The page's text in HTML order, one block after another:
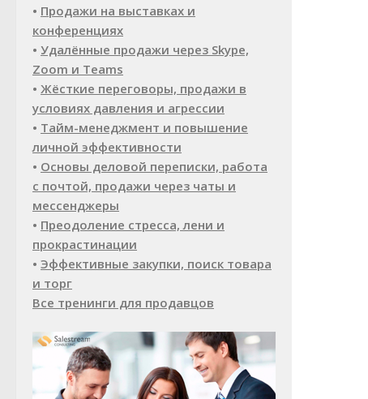
• Продажи на выставках и
конференциях
• Удалённые продажи через Skype,
Zoom и Teams
• Жёсткие переговоры, продажи в
условиях давления и агрессии
• Тайм-менеджмент и повышение
личной эффективности
• Основы деловой переписки, работа
с почтой, продажи через чаты и
мессенджеры
• Преодоление стресса, лени и
прокрастинации
• Эффективные закупки, поиск товара
и торг
Все тренинги для продавцов